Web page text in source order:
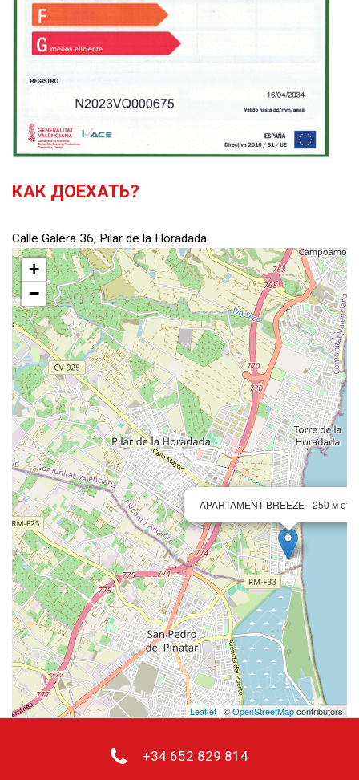
КАК ДОЕХАТЬ?
Calle Galera 36, Pilar de la Horadada
APARTAMENT BREEZE - 250 м от
+
−
Leaflet | ©OpenStreetMapcontributors
+34 652 829 814